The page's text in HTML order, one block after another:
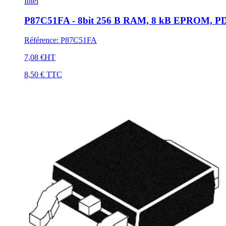
P87C51FA - 8bit 256 B RAM, 8 kB EPROM,
Référence: P87C51FA
7,08 €HT
8,50 € TTC